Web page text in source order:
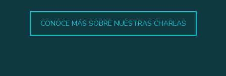
CONOCE MÁS SOBRE NUESTRAS CHARLAS